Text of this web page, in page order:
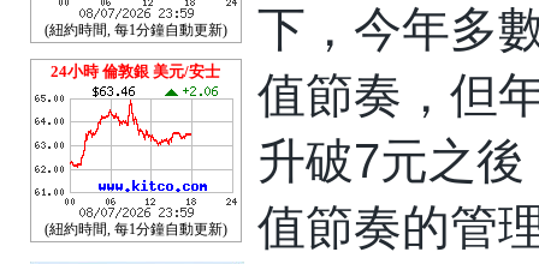
(紐約時間, 每1分鐘自動更新)
24小時 倫敦銀 美元/安士
(紐約時間, 每1分鐘自動更新)
下，今年多
值節奏，但
升破7元之
值節奏的管